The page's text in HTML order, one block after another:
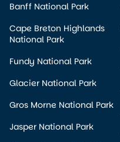
Banff National Park
Cape Breton Highlands
National Park
Fundy National Park
Glacier National Park
Gros Morne National Park
Jasper National Park